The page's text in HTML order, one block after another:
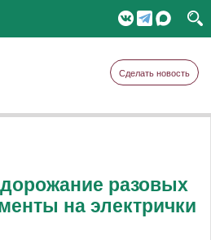
Сделать новость
разовых
на электрички